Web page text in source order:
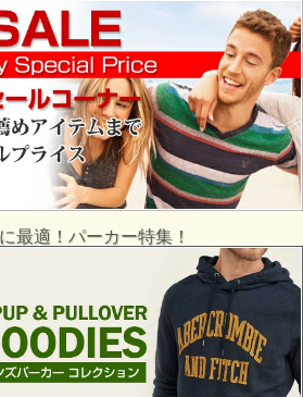
最適！パーカー特集！